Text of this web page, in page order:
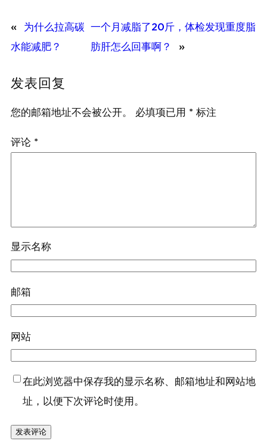
«
为什么拉高碳
水能减肥？
一个月减脂了20斤，体检发现重度脂
肪肝怎么回事啊？
»
发表回复
您的邮箱地址不会被公开。 必填项已用 * 标注
评论 *
显示名称
邮箱
网站
在此浏览器中保存我的显示名称、邮箱地址和网站地
址，以便下次评论时使用。